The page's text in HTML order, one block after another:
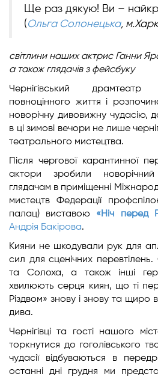
Ще раз дякую! Ви –
(Ольга Солонецька,
світлини наших актрис Ганни
а також глядачів з фейсбуку
Чернігівський
повноцінного життя і
новорічну дивовижну чудасію,
в ці зимові вечори не лише
театрального мистецтва.
Після чергової карантинної
актори зробили
глядачам в приміщенні
мистецтв Федерації
палац) виставою «Ніч перед
Андрія Бакірова.
Кияни не шкодували рук для
сил для сценічних
та Солоха, а також інші
хвилюють серця киян, що ті
Різдвом» знову і знову та щиро
дива.
Чернігівці та гості нашого
торкнутися до гоголівського
чудасії відбуваються в
останні дні грудня ми